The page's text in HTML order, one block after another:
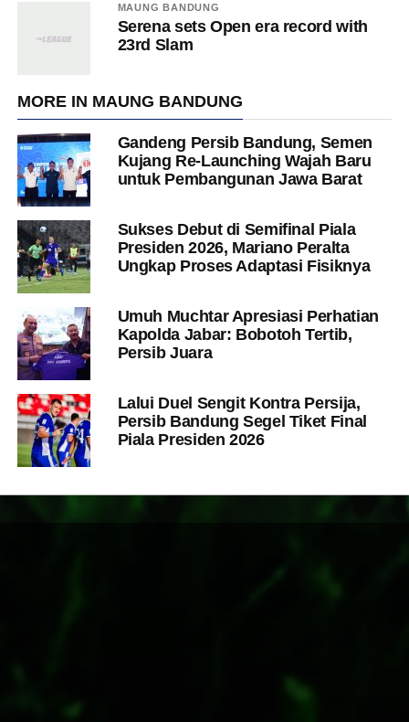
MAUNG BANDUNG
Serena sets Open era record with
23rd Slam
MORE IN MAUNG BANDUNG
Gandeng Persib Bandung, Semen
Kujang Re-Launching Wajah Baru
untuk Pembangunan Jawa Barat
Sukses Debut di Semifinal Piala
Presiden 2026, Mariano Peralta
Ungkap Proses Adaptasi Fisiknya
Umuh Muchtar Apresiasi Perhatian
Kapolda Jabar: Bobotoh Tertib,
Persib Juara
Lalui Duel Sengit Kontra Persija,
Persib Bandung Segel Tiket Final
Piala Presiden 2026